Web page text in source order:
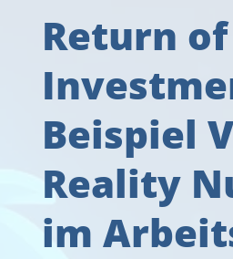
Return of
Beispiel
Reality
im